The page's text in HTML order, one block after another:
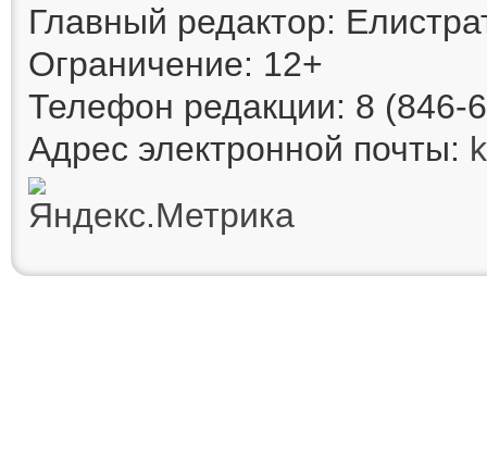
Главный редактор:
Ограничение: 12+
Телефон редакции: 8 (846-
Адрес электронной почты: